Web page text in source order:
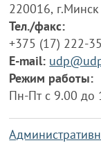
220016, г.Минск
Тел./факс:
+375 (17) 222-
E-mail:
Режим работы:
Пн-Пт с 9.00 до